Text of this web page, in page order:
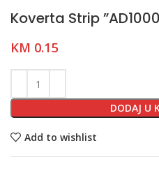
Koverta Strip
KM 0.15
DODAJ U
Add to wishlist